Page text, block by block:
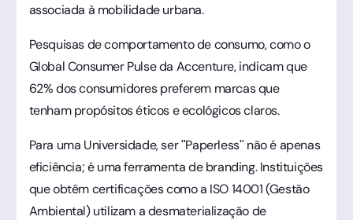
associada à mobilidade urbana.
Pesquisas de comportamento de consumo, como o
Global Consumer Pulse da Accenture, indicam que
62% dos consumidores preferem marcas que
tenham propósitos éticos e ecológicos claros.
Para uma Universidade, ser "Paperless" não é apenas
eficiência; é uma ferramenta de branding. Instituições
que obtêm certificações como a ISO 14001 (Gestão
Ambiental) utilizam a desmaterialização de